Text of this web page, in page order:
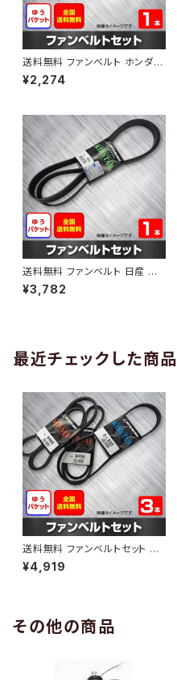
送料無料 ファンベルト ホンダ フ
ィット 型式GE6 H19.10～H25.
09 （国内トップメーカー） 1本 H
¥2,274
送料無料 ファンベルト 日産 キ
ューブ 型式Z12 H20.11～H24.
10 （国内トップメーカー） 1本 H
¥3,782
最近チェックした商品
送料無料 ファンベルトセット 日
産 クリッパー 型式U72T H22.1
0～H24.11 （国内トップメーカ
¥4,919
その他の商品